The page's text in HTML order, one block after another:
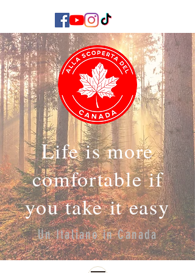
Life is more
comfortable if
you take it easy
Un Italiano in Canada